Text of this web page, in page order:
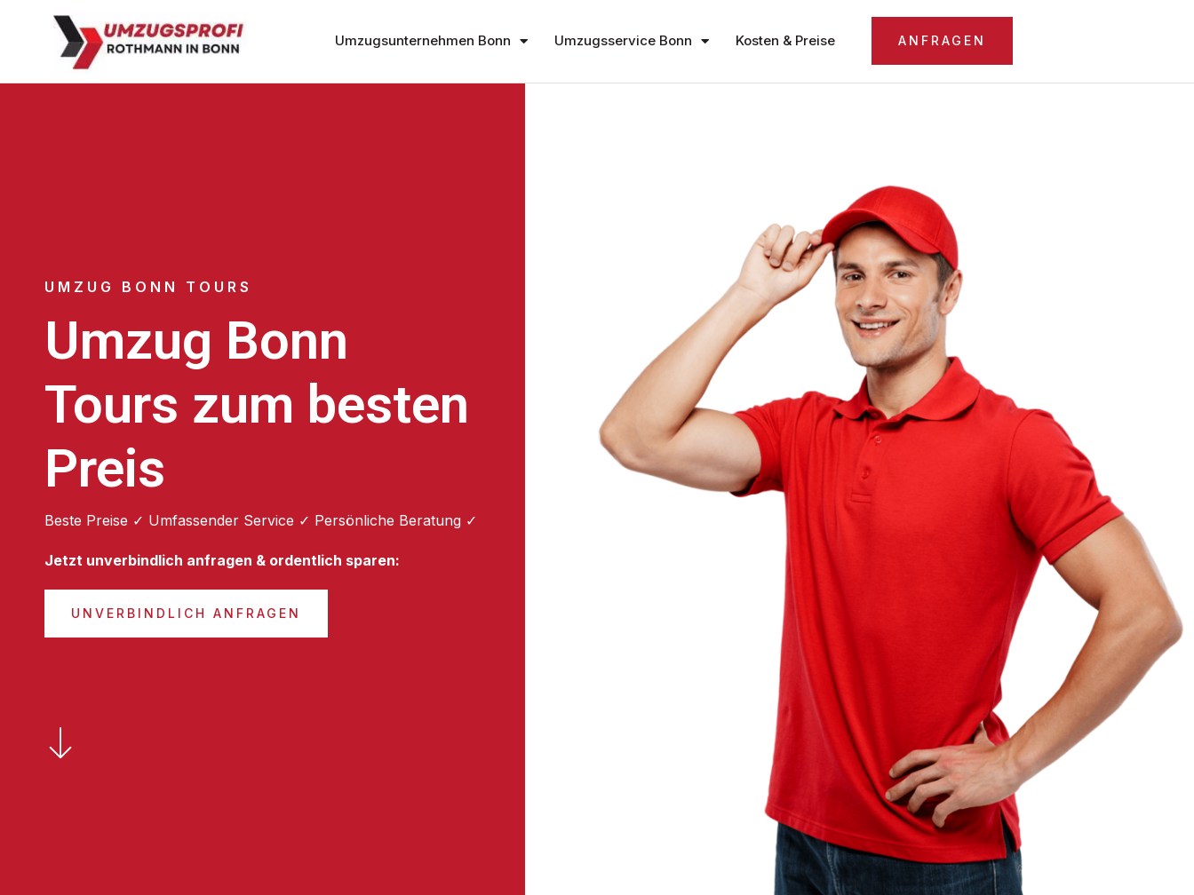
Umzugsunternehmen Bonn Umzugsservice Bonn Kosten & Preise ANFRAGEN
UMZUG BONN TOURS
Umzug Bonn
Tours zum besten
Preis
Beste Preise ✓ Umfassender Service ✓ Persönliche Beratung ✓
Jetzt unverbindlich anfragen & ordentlich sparen:
UNVERBINDLICH ANFRAGEN